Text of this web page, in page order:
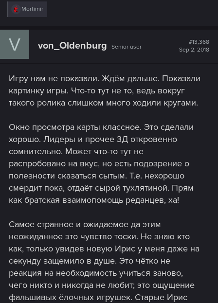
R
c
:
Mortimir
V von_Oldenburg Senior user
#13,368
Sep 2, 2018
Игру нам не показали. Ждём дальше. Показали
картинку игры. Что-то тут не то, ведь вокруг
такого ролика слишком много ходили кругами.
Окно просмотра карты классное. Это сделали
хорошо. Лидеры и прочее 3Д откровенно
сомнительно. Может что-то тут не
распробовано на вкус, но есть подозрение о
полезности сказаться сытым. Т.е. нехорошо
смердит пока, отдаёт сырой тухлятиной. Прям
как братская взаимопомощь реданцев, ха!
Самое странное и ожидаемое да этим
неожиданное это чувство тоски. Не знаю кто
как, только увидев новую Ирис у меня даже на
секунду защемило в душе. Это чётко не
реакция на необходимость учиться заново,
чего никто и никогда не любит; это ощущение
фальшивых ёлочных игрушек. Старые Ирис